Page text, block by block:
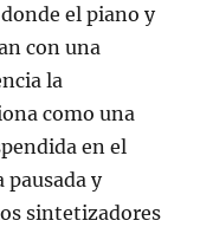
el piano y
con una
la
como una
en el
pausada y
sintetizadores